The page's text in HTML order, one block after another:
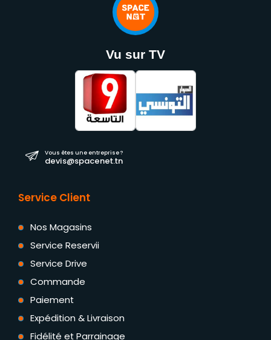
Vu sur TV
Vous êtes une entreprise ?
devis@spacenet.tn
Service Client
Nos Magasins
Service Reservii
Service Drive
Commande
Paiement
Expédition & Livraison
Fidélité et Parrainage